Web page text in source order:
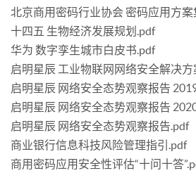
北京商用密码行业协会 密码应用方案
十四五 生物经济发展规划.pdf
华为 数字孪生城市白皮书.pdf
启明星辰 工业物联网网络安全解决
启明星辰 网络安全态势观察报告
启明星辰 网络安全态势观察报告
启明星辰 网络安全态势观察报告.pdf
商业银行信息科技风险管理指引.pdf
商用密码应用安全性评估“十问十答